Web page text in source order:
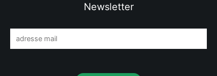
Newsletter
m